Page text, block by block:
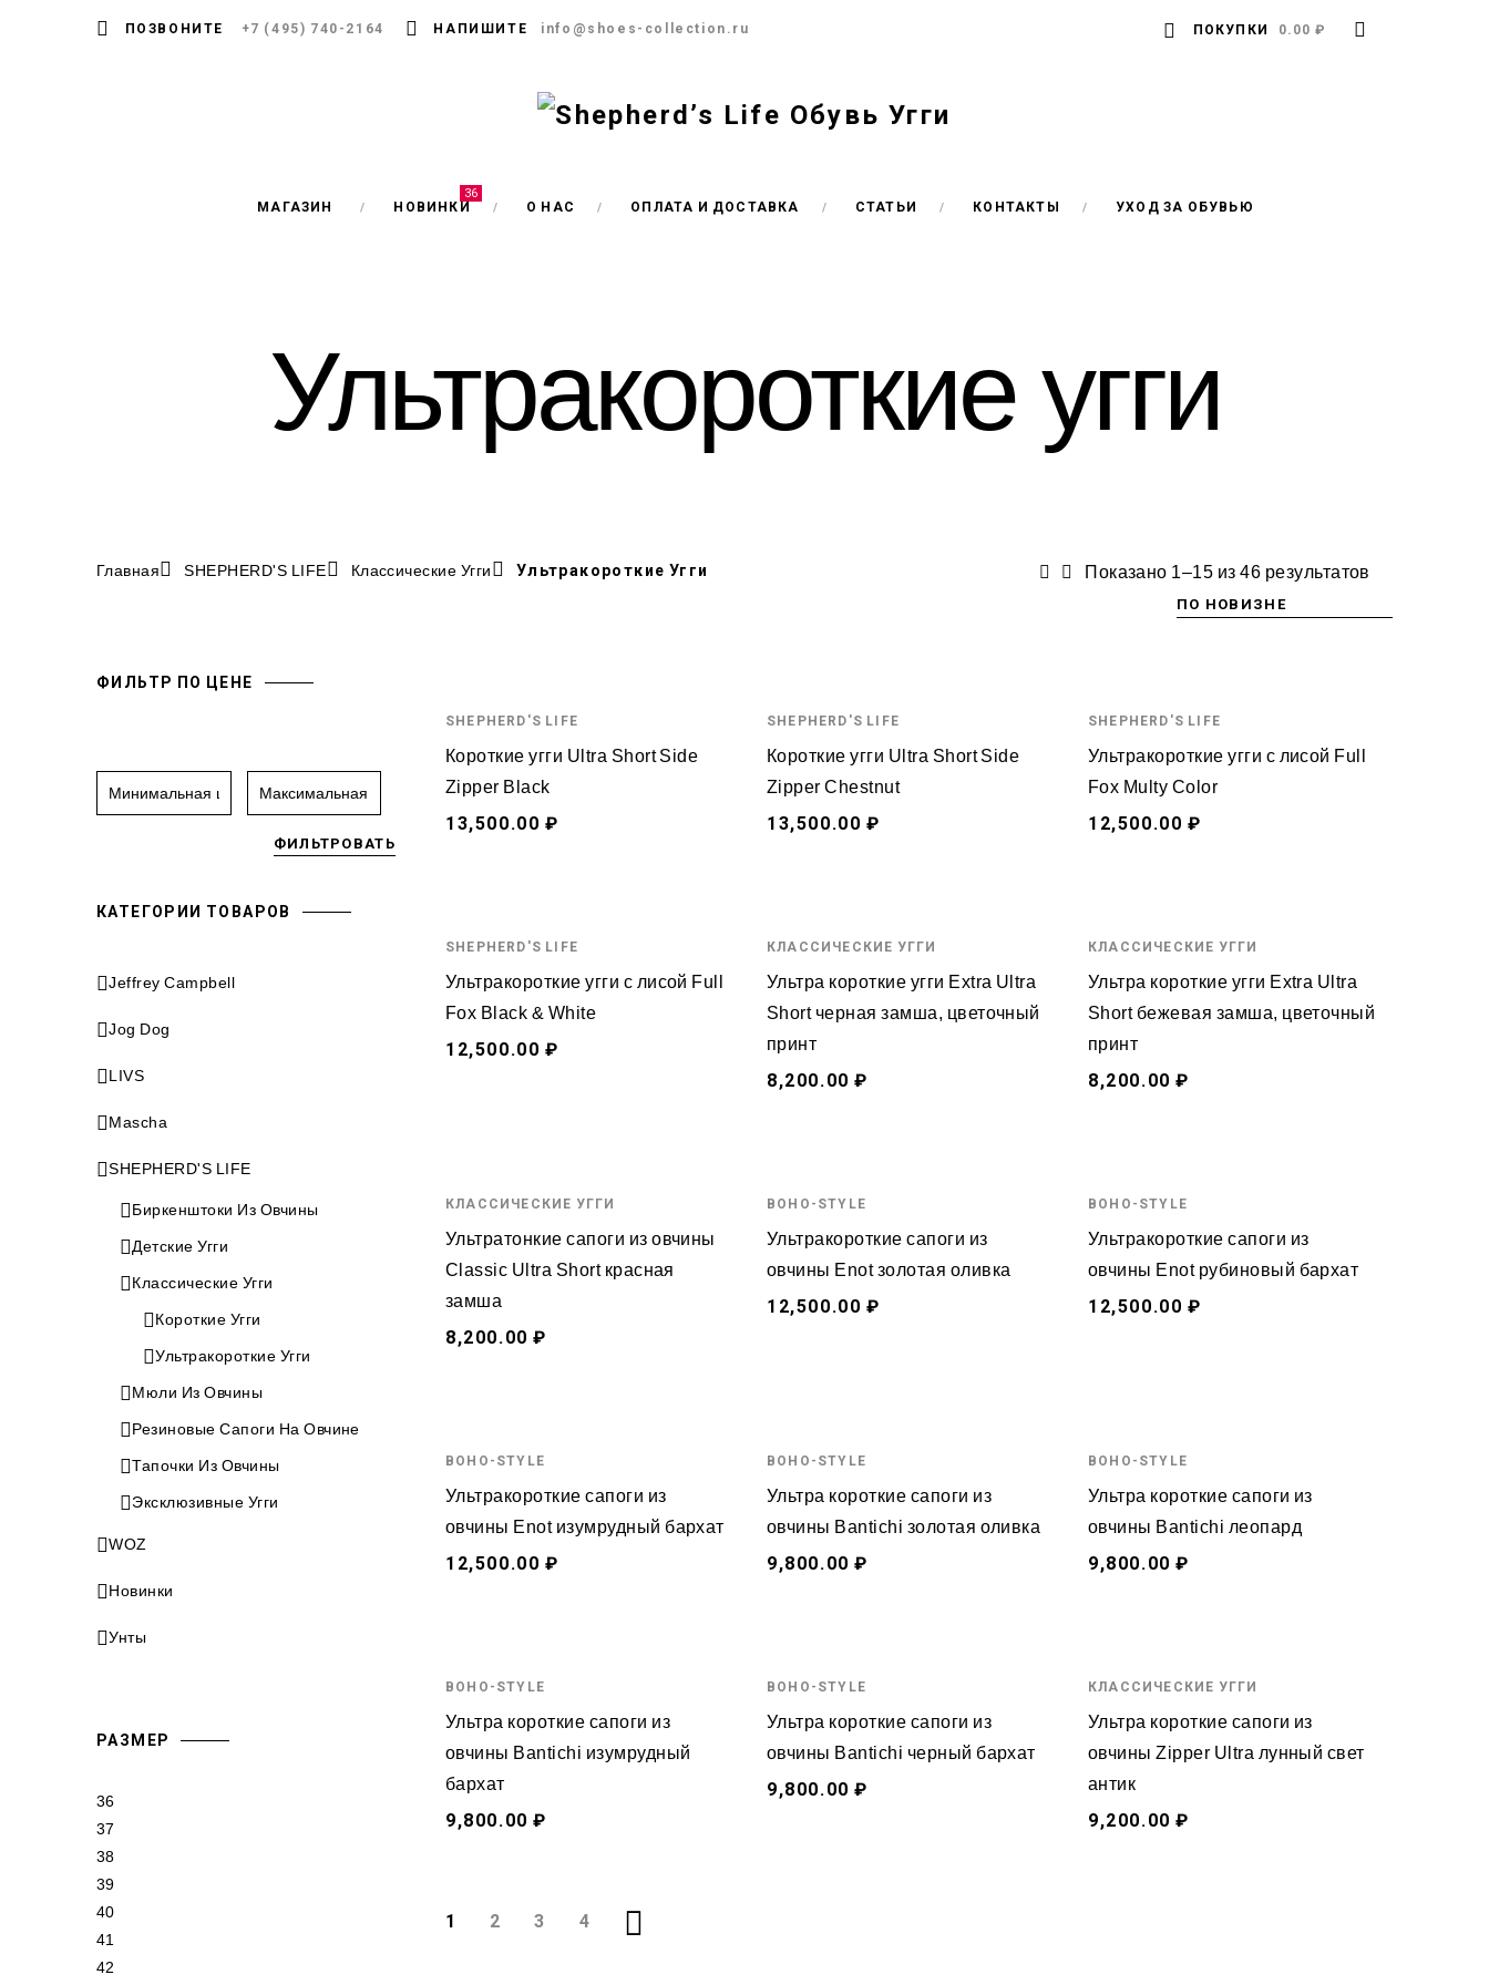
ПОЗВОНИТЕ +7 (495) 740-2164 НАПИШИТЕ info@shoes-collection.ru ПОКУПКИ 0.00 ₽
МАГАЗИН НОВИНКИ
36
О НАС ОПЛАТА И ДОСТАВКА СТАТЬИ КОНТАКТЫ УХОД ЗА ОБУВЬЮ
Ультракороткие угги
Главная SHEPHERD'S LIFE Классические Угги Ультракороткие Угги Показано 1–15 из 46 результатов
SHEPHERD'S LIFE
Короткие угги Ultra Short Side
Zipper Black
13,500.00 ₽
SHEPHERD'S LIFE
Короткие угги Ultra Short Side
Zipper Chestnut
13,500.00 ₽
SHEPHERD'S LIFE
Ультракороткие угги с лисой Full
Fox Multy Color
12,500.00 ₽
SHEPHERD'S LIFE
Ультракороткие угги с лисой Full
Fox Black & White
12,500.00 ₽
КЛАССИЧЕСКИЕ УГГИ
Ультра короткие угги Extra Ultra
Short черная замша, цветочный
принт
8,200.00 ₽
КЛАССИЧЕСКИЕ УГГИ
Ультра короткие угги Extra Ultra
Short бежевая замша, цветочный
принт
8,200.00 ₽
КЛАССИЧЕСКИЕ УГГИ
Ультратонкие сапоги из овчины
Classic Ultra Short красная
замша
8,200.00 ₽
BOHO-STYLE
Ультракороткие сапоги из
овчины Enot золотая оливка
12,500.00 ₽
BOHO-STYLE
Ультракороткие сапоги из
овчины Enot рубиновый бархат
12,500.00 ₽
BOHO-STYLE
Ультракороткие сапоги из
овчины Enot изумрудный бархат
12,500.00 ₽
BOHO-STYLE
Ультра короткие сапоги из
овчины Bantichi золотая оливка
9,800.00 ₽
BOHO-STYLE
Ультра короткие сапоги из
овчины Bantichi леопард
9,800.00 ₽
BOHO-STYLE
Ультра короткие сапоги из
овчины Bantichi изумрудный
бархат
9,800.00 ₽
BOHO-STYLE
Ультра короткие сапоги из
овчины Bantichi черный бархат
9,800.00 ₽
КЛАССИЧЕСКИЕ УГГИ
Ультра короткие сапоги из
овчины Zipper Ultra лунный свет
антик
9,200.00 ₽
1 2 3 4
ФИЛЬТР ПО ЦЕНЕ
ФИЛЬТРОВАТЬ
КАТЕГОРИИ ТОВАРОВ
Jeffrey Campbell
Jog Dog
LIVS
Mascha
SHEPHERD'S LIFE
Биркенштоки Из Овчины
Детские Угги
Классические Угги
Короткие Угги
Ультракороткие Угги
Мюли Из Овчины
Резиновые Сапоги На Овчине
Тапочки Из Овчины
Эксклюзивные Угги
WOZ
Новинки
Унты
РАЗМЕР
36
37
38
39
40
41
42